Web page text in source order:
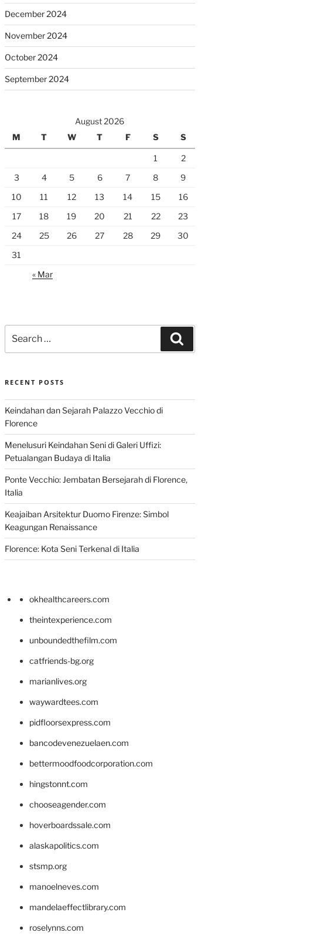
December 2024
November 2024
October 2024
September 2024
August 2026
M
T W T F S S
1
2
3
4 5 6 7 8
9
10
11 12 13 14 15
16
17
18 19 20 21 22
23
24
25 26 27 28 29
30
31
« Mar
for:
RECENT POSTS
Keindahan dan Sejarah Palazzo Vecchio di
Florence
Menelusuri Keindahan Seni di Galeri Uffizi:
Petualangan Budaya di Italia
Ponte Vecchio: Jembatan Bersejarah di Florence,
Italia
Keajaiban Arsitektur Duomo Firenze: Simbol
Keagungan Renaissance
Florence: Kota Seni Terkenal di Italia
okhealthcareers.com
theintexperience.com
unboundedthefilm.com
catfriends-bg.org
marianlives.org
waywardtees.com
pidfloorsexpress.com
bancodevenezuelaen.com
bettermoodfoodcorporation.com
hingstonnt.com
chooseagender.com
hoverboardssale.com
alaskapolitics.com
stsmp.org
manoelneves.com
mandelaeffectlibrary.com
roselynns.com